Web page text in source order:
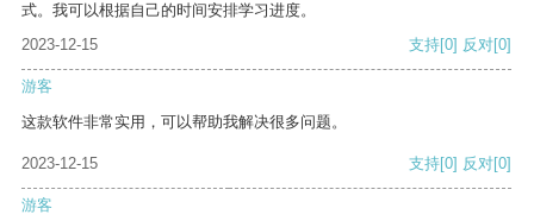
式。我可以根据自己的时间安排学习进度。
2023-12-15
支持[0] 反对[0]
游客
这款软件非常实用，可以帮助我解决很多问题。
2023-12-15 支持[0] 反对[0]
游客